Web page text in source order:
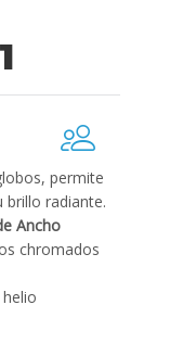
permite
brillo radiante.
Ancho
chromados